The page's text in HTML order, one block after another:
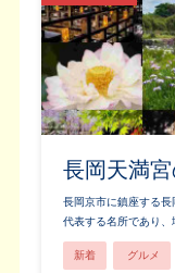
長岡天満
長岡京市に鎮座する
代表する名所であり
新着 グルメ